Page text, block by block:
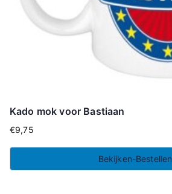
Kado mok voor Bastiaan
€9,75
Bekijken-Bestellen